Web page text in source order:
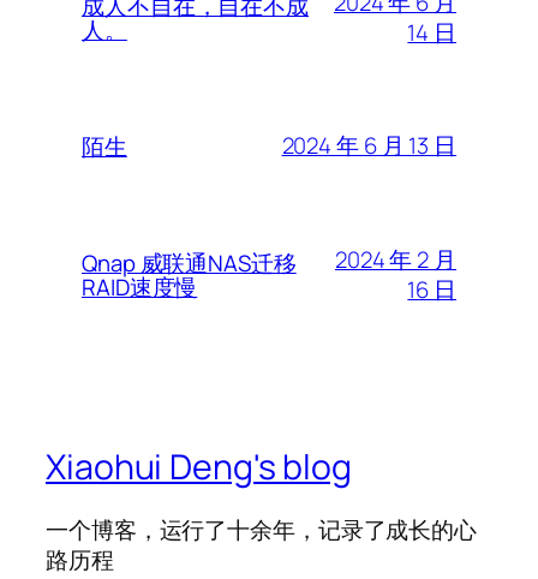
人。
14 日
陌生 2024 年 6 月 13 日
Qnap 威联通NAS迁移
RAID速度慢
2024 年 2 月
16 日
Xiaohui Deng's blog
一个博客，运行了十余年，记录了成长的心
路历程